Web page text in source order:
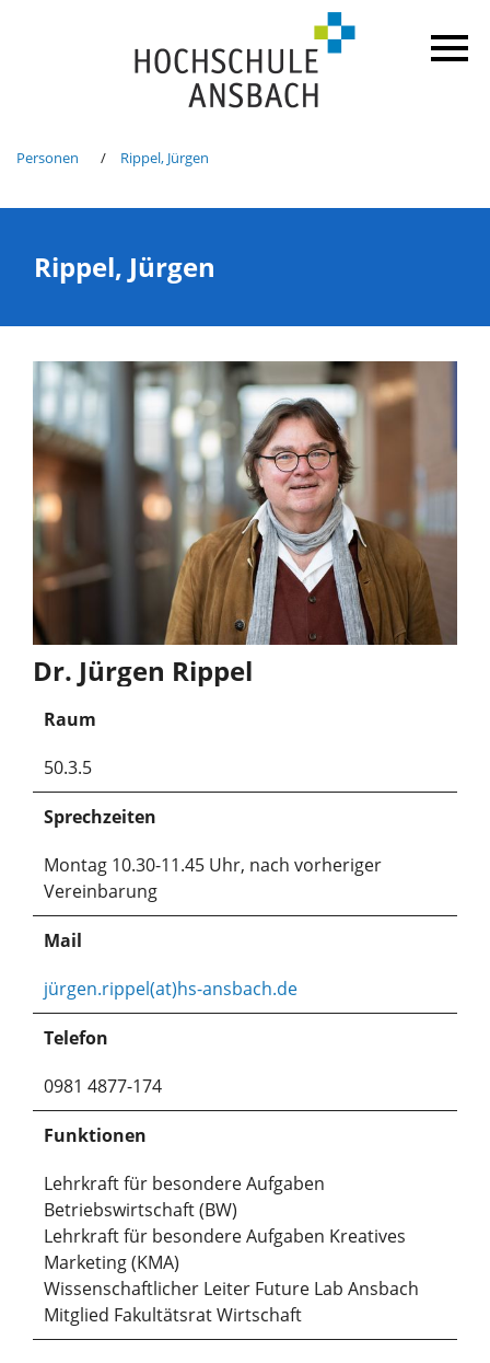
Personen Rippel, Jürgen
Rippel, Jürgen
Dr. Jürgen Rippel
Raum
50.3.5
Sprechzeiten
Montag 10.30-11.45 Uhr, nach vorheriger
Vereinbarung
Mail
jürgen.rippel(at)hs-ansbach.de
Telefon
0981 4877-174
Funktionen
Lehrkraft für besondere Aufgaben
Betriebswirtschaft (BW)
Lehrkraft für besondere Aufgaben Kreatives
Marketing (KMA)
Wissenschaftlicher Leiter Future Lab Ansbach
Mitglied Fakultätsrat Wirtschaft